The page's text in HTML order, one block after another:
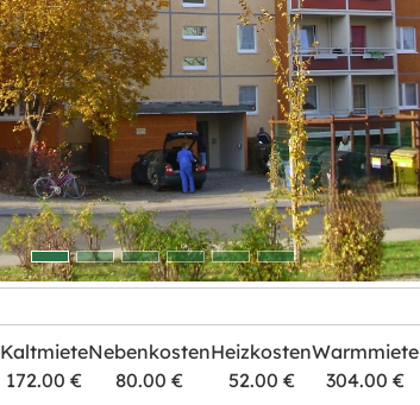
Kaltmiete
172.00 €
Nebenkosten
80.00 €
Heizkosten
52.00 €
Warmmiete
304.00 €